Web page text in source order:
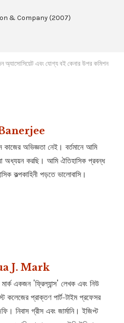
& Company(2007)
অ্যাসোসিয়েট এবং যোগ্য বই কেনার উপর কমিশন
অভিজ্ঞতা নেই। বর্তমানে আমি
অধ্যয়ন করছি। আমি ঐতিহাসিক প্রবন্ধ
কল্পকাহিনী পড়তে ভালোবাসি।
J. Mark
একজন 'ফ্রিল্যান্স' লেখক এবং নিউ
কলেজের প্রাক্তণ পার্ট-টাইম প্রফেসর
নিবাস গ্রীস এবং জার্মানি। ইজিপ্ট